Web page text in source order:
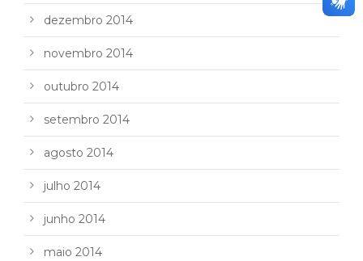
dezembro 2014
novembro 2014
outubro 2014
setembro 2014
agosto 2014
julho 2014
junho 2014
maio 2014